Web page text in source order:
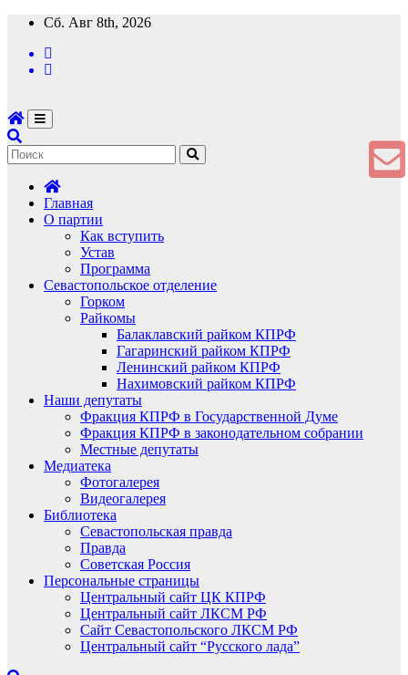
Перейти
содержимому
Сб. Авг 8th, 2026
Главная
О партии
Как вступить
Устав
Программа
Севастопольское отделение
Горком
Райкомы
Балаклавский райком КПРФ
Гагаринский райком КПРФ
Ленинский райком КПРФ
Нахимовский райком КПРФ
Наши депутаты
Фракция КПРФ в Государственной Думе
Фракция КПРФ в законодательном собрании
Местные депутаты
Медиатека
Фотогалерея
Видеогалерея
Библиотека
Севастопольская правда
Правда
Советская Россия
Персональные страницы
Центральный сайт ЦК КПРФ
Центральный сайт ЛКСМ РФ
Сайт Севастопольского ЛКСМ РФ
Центральный сайт “Русского лада”